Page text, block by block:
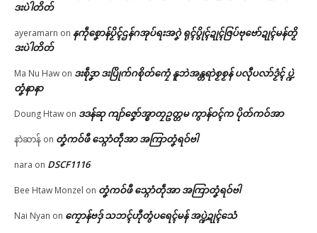
© ဌာန်ပရိုၚ်ဗၠးၜးမန်
ပ္ဍဲတွဵုရးဍုင်မန် ကိုန်စဳဇန်လ္ၚဵု ဒေံါ
အလဵုအသဳသီအဝဵုဏံ ဆက်ကၠော
July 24, 2026
ဒးပဲါတိတ်
ayeramarn on နကဵုစၞောန်ပၟိၚ်ဌန်ဂအုပ်ရးအဂၞဲ ရုၚ်ပွိုၚ်ဍုၚ်ဇြပ်ဗုဗော်ဍုၚ်မန်တၟိ
ဒးပဲါတိတ်
Ma Nu Haw on ဒးစဵုဒၞာ ဒးပြိုက်ဂစိုတ်ကၠေံ နူဘဲအန္တရာဲစၟစၟန် ပလီုပလာ်ဒၟံၚ် ပ္ဍဲ
တၞံနာနာ
Doung Htaw on ဒဒန်ဆု ကျာ်ဇၞော်အ္စာတၠဥတ္တမ ကွာန်ဝၚ်က ပိုတ်ကဝ်အာ
နာဲဆာန် on တၞံကဝ်ဖီ သ္ဂောံတဵုအာ အကြာတၞံရဝ်ဗါ
nara on DSCF1116
Bee Htaw Monzel on တၞံကဝ်ဖီ သ္ဂောံတဵုအာ အကြာတၞံရဝ်ဗါ
Nai Nyan on ကၠောန်ဗဒှ် သဘၚ်ဟီုတွံပရေၚ်မန် အပ္ဍဲဍုၚ်သေံ